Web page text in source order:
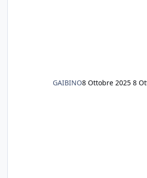
GAIBINO8 Ottobre 2025 8